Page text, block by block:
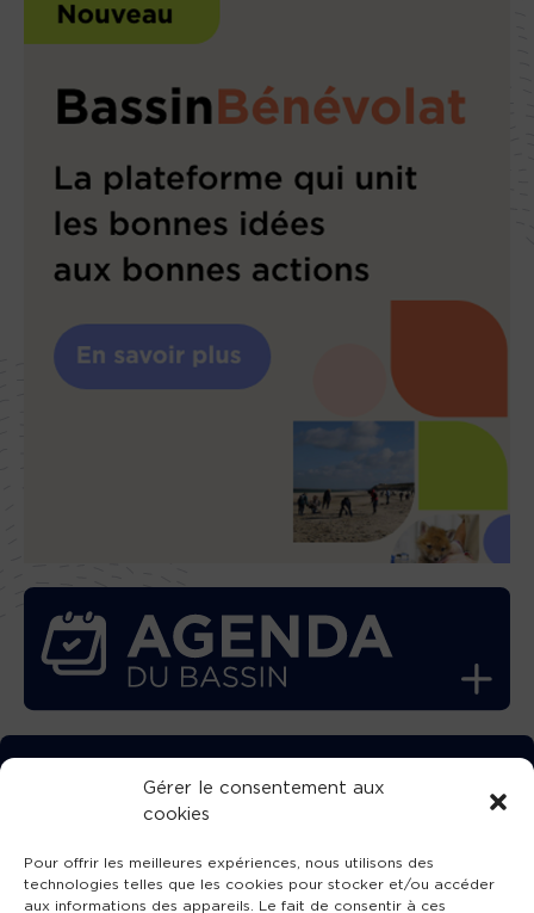
Gérer le consentement aux
cookies
Pour offrir les meilleures expériences, nous utilisons des
technologies telles que les cookies pour stocker et/ou accéder
aux informations des appareils. Le fait de consentir à ces
TÉLÉCHARGEZ GRATUITEMENT
L’APPLICATION TVBA !